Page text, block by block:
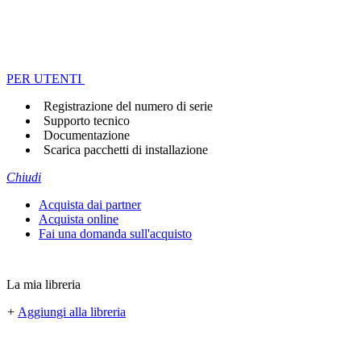
PER UTENTI
Registrazione del numero di serie
Supporto tecnico
Documentazione
Scarica pacchetti di installazione
Chiudi
Acquista dai partner
Acquista online
Fai una domanda sull'acquisto
La mia libreria
+ Aggiungi alla libreria